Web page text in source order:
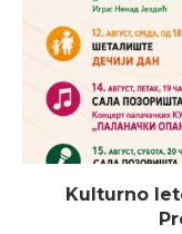
Kulturno